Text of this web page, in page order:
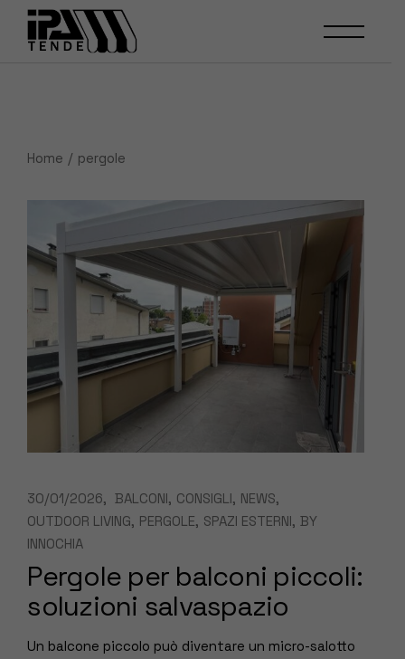
content
Home pergole
30/01/2026 BALCONI CONSIGLI NEWS
OUTDOOR LIVING PERGOLE SPAZI ESTERNI BY
INNOCHIA
Pergole per balconi piccoli:
soluzioni salvaspazio
Un balcone piccolo può diventare un micro-salotto